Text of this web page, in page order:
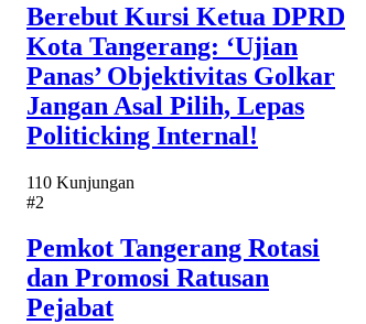
Berebut Kursi Ketua DPRD
Kota Tangerang: ‘Ujian
Panas’ Objektivitas Golkar
Jangan Asal Pilih, Lepas
Politicking Internal!
110 Kunjungan
#2
Pemkot Tangerang Rotasi
dan Promosi Ratusan
Pejabat